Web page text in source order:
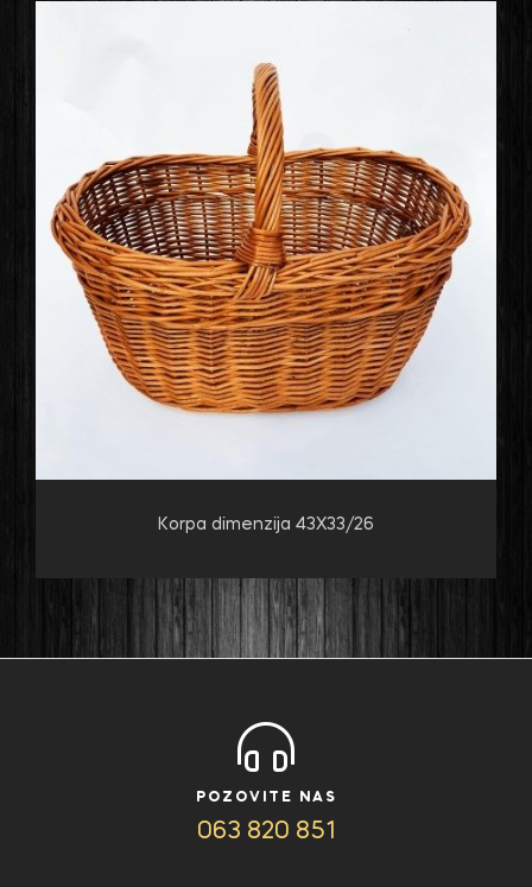
Korpa dimenzija 43X33/26
POZOVITE NAS
063 820 851